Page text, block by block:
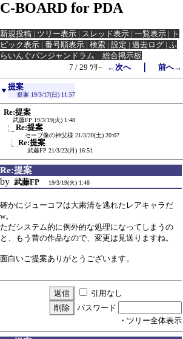
C-BOARD for PDA
新規投稿 | ツリー表示 | スレッド表示 | 一覧表示 | ト
ピック表示 | 番号順表示 | 検索 | 設定 | 過去ログ | ふ
らいんぐパンジャンドラム 総合掲示板
7 / 29 ﾂﾘｰ
←次へ｜ 前へ→
▼ 提案
提案 19/3/17(日) 11:57
Re:提案
武藤FP 19/3/19(火) 1:48
Re:提案
セーブ像の神父様 21/3/20(土) 20:07
Re:提案
武藤FP 21/3/22(月) 16:51
Re:提案
by 武藤FP 19/3/19(火) 1:48
確かにジューコフは大粛清を逃れたレアキャラだ
w。
ただシステム的に例外的な処理になってしまうの
と、もう昔の作品なので、変更は見送りますね。
面白いご提案ありがとうございます。
引用なし
パスワード
・ツリー全体表示